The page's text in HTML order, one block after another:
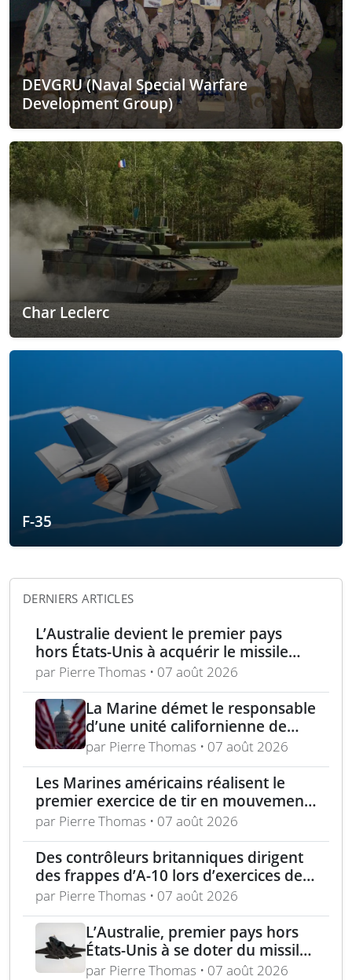
DEVGRU (Naval Special Warfare
Development Group)
Char Leclerc
F-35
DERNIERS ARTICLES
L’Australie devient le premier pays
hors États-Unis à acquérir le missile
AIM-260 JATM
par Pierre Thomas • 07 août 2026
La Marine démet le responsable
d’une unité californienne de
formation médicale
par Pierre Thomas • 07 août 2026
Les Marines américains réalisent le
premier exercice de tir en mouvement
avec tir de couverture à Okinawa
par Pierre Thomas • 07 août 2026
Des contrôleurs britanniques dirigent
des frappes d’A-10 lors d’exercices de
soutien aérien rapproché
par Pierre Thomas • 07 août 2026
L’Australie, premier pays hors
États-Unis à se doter du missile
AIM-260 JATM
par Pierre Thomas • 07 août 2026